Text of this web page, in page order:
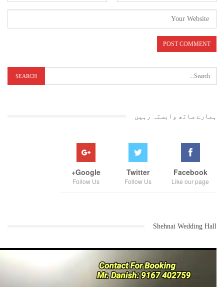
ہمارے ساتھ وابستہ رہیں
Facebook
Like our page
Twitter
Follow Us
Google+
Follow Us
Shehnai Wedding Hall